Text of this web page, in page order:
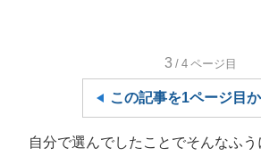
3 /4 ページ目
この記事を1ページ目
自分で選んでしたことでそんなふう